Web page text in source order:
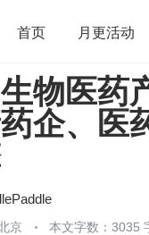
首页 月更活动
OpenHarmony
程序员 运
物医药
企、医
京 本文字数：3035